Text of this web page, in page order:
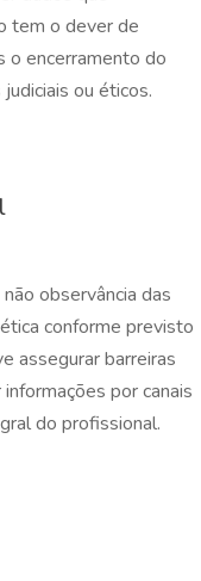
tem o dever de
o encerramento do
ou éticos.
observância das
conforme previsto
assegurar barreiras
por canais
do profissional.